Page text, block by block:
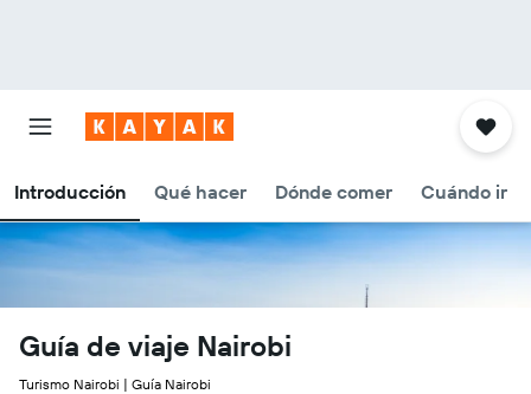
Introducción Qué hacer Dónde comer Cuándo ir
Guía de viaje Nairobi
Turismo Nairobi | Guía Nairobi